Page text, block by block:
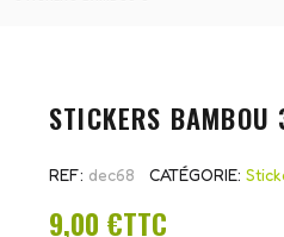
STICKERS BAMBOU
REF dec68 CATÉGORIE
9,00 €TTC